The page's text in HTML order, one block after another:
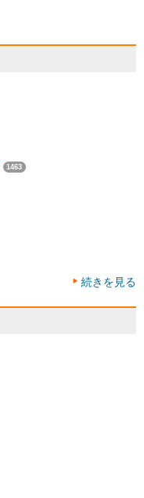
1463
続きを見る